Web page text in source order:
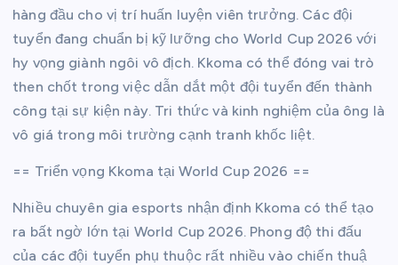
hàng đầu cho vị trí huấn luyện viên trưởng. Các đội
tuyển đang chuẩn bị kỹ lưỡng cho World Cup 2026 với
hy vọng giành ngôi vô địch. Kkoma có thể đóng vai trò
then chốt trong việc dẫn dắt một đội tuyển đến thành
công tại sự kiện này. Tri thức và kinh nghiệm của ông là
vô giá trong môi trường cạnh tranh khốc liệt.
== Triển vọng Kkoma tại World Cup 2026 ==
Nhiều chuyên gia esports nhận định Kkoma có thể tạo
ra bất ngờ lớn tại World Cup 2026. Phong độ thi đấu
của các đội tuyển phụ thuộc rất nhiều vào chiến thuậ